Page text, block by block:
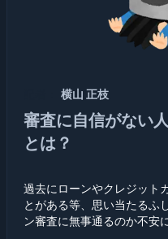
横山 正枝
審査に自信がない
とは？
過去にローンやクレジット
とがある等、思い当たるふ
ン審査に無事通るのか不安